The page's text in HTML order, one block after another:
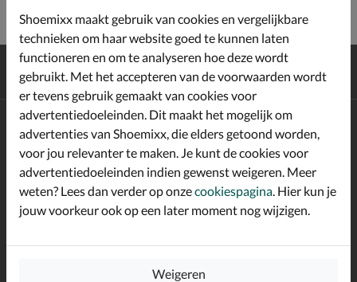
Gratisverzending en retour*
Achterafbetalen
Altijd op de hoogte zijn?
Schrijf je in voor de Shoemixx nieuwsbrief en ontvang €10,-
welkomstkorting!*
E-mailadres
Shoemixx maakt gebruik van cookies en vergelijkbare
technieken om haar website goed te kunnen laten
functioneren en om te analyseren hoe deze wordt
gebruikt. Met het accepteren van de voorwaarden wordt
er tevens gebruik gemaakt van cookies voor
advertentiedoeleinden. Dit maakt het mogelijk om
advertenties van Shoemixx, die elders getoond worden,
voor jou relevanter te maken. Je kunt de cookies voor
advertentiedoeleinden indien gewenst weigeren. Meer
weten? Lees dan verder op onzecookiespagina . Hier kun je
jouw voorkeur ook op een later moment nog wijzigen.
Weigeren